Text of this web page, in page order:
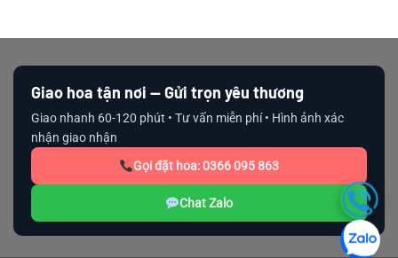
Giao hoa tận nơi — Gửi trọn yêu thương
Giao nhanh 60-120 phút • Tư vấn miễn phí • Hình ảnh xác
nhận giao nhận
Gọi đặt hoa: 0366 095 863
Chat Zalo